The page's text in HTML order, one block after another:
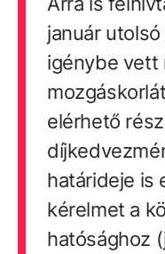
január
igénybe vett
elérhető
határideje is
kérelmet a
hatósághoz